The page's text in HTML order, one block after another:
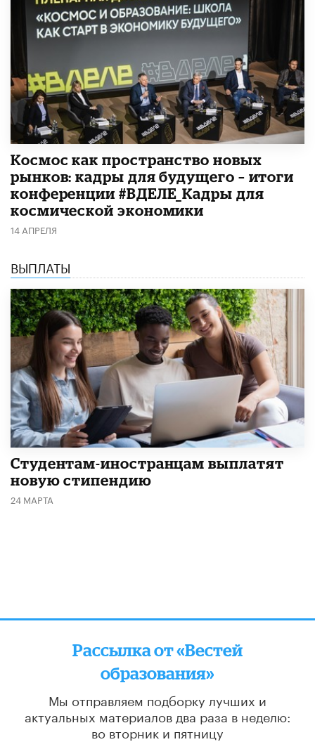
Космос как пространство новых
рынков: кадры для будущего – итоги
конференции #ВДЕЛЕ_Кадры для
космической экономики
14 АПРЕЛЯ
ВЫПЛАТЫ
Студентам-иностранцам выплатят
новую стипендию
24 МАРТА
Рассылка от «Вестей
образования»
Мы отправляем подборку лучших и
актуальных материалов два раза в неделю:
во вторник и пятницу